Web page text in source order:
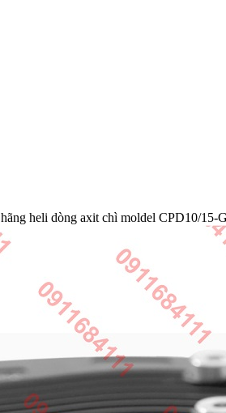
hãng heli dòng axit chì moldel CPD10/